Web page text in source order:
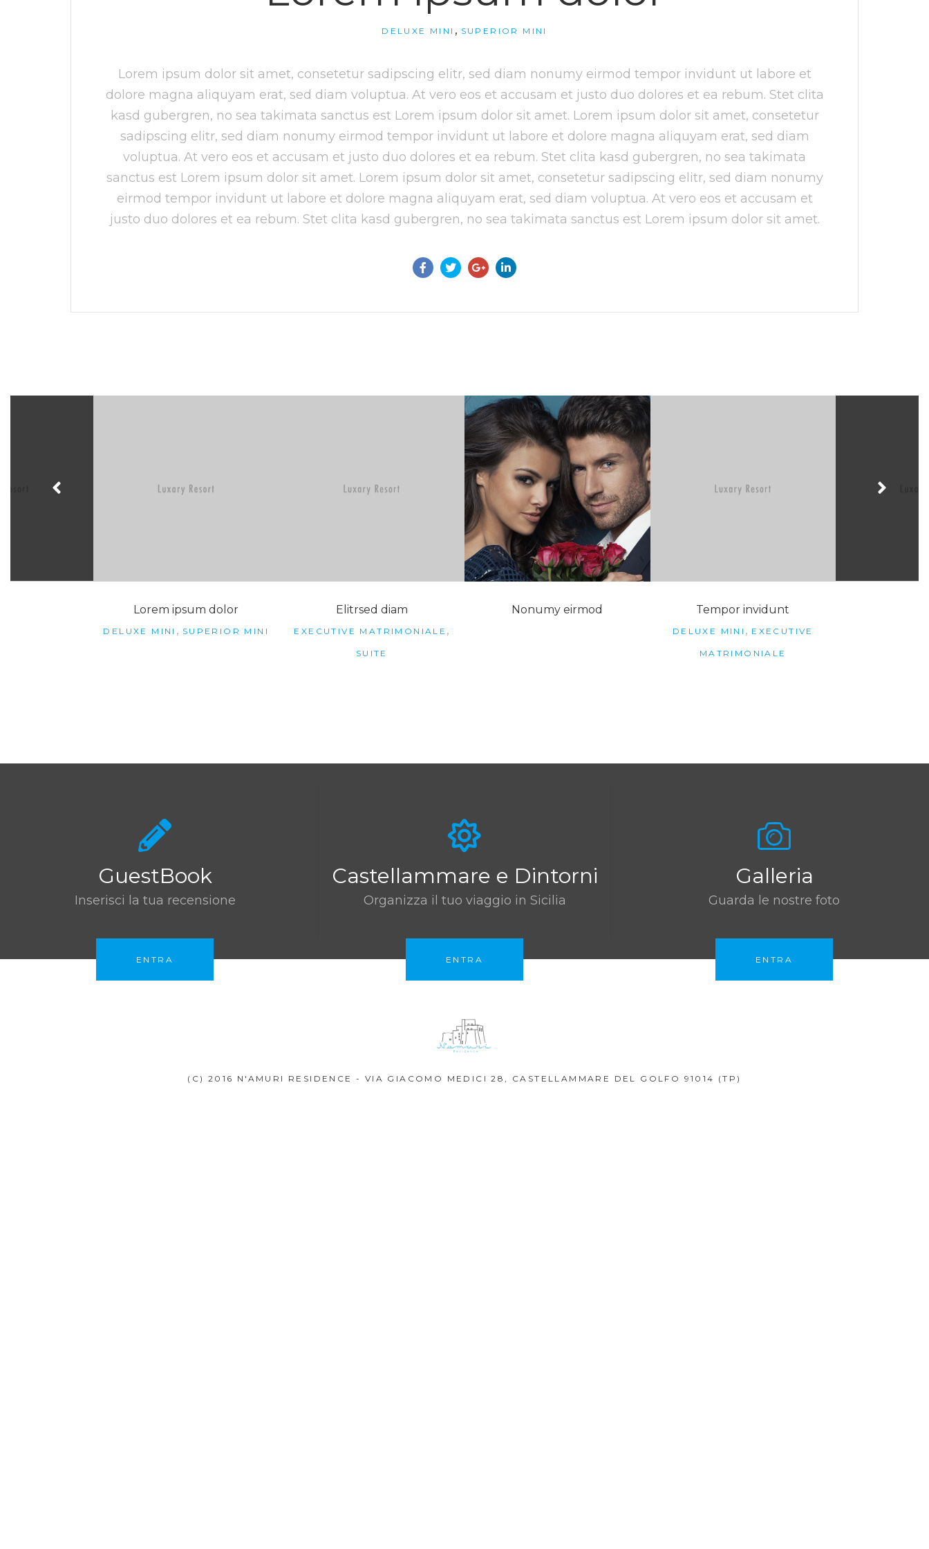
DELUXE MINI , SUPERIOR MINI
Lorem ipsum dolor sit amet, consetetur sadipscing elitr, sed diam nonumy eirmod tempor invidunt ut labore et
dolore magna aliquyam erat, sed diam voluptua. At vero eos et accusam et justo duo dolores et ea rebum. Stet clita
kasd gubergren, no sea takimata sanctus est Lorem ipsum dolor sit amet. Lorem ipsum dolor sit amet, consetetur
sadipscing elitr, sed diam nonumy eirmod tempor invidunt ut labore et dolore magna aliquyam erat, sed diam
voluptua. At vero eos et accusam et justo duo dolores et ea rebum. Stet clita kasd gubergren, no sea takimata
sanctus est Lorem ipsum dolor sit amet. Lorem ipsum dolor sit amet, consetetur sadipscing elitr, sed diam nonumy
eirmod tempor invidunt ut labore et dolore magna aliquyam erat, sed diam voluptua. At vero eos et accusam et
justo duo dolores et ea rebum. Stet clita kasd gubergren, no sea takimata sanctus est Lorem ipsum dolor sit amet.
Lorem ipsum dolor
DELUXE MINI , SUPERIOR MINI
Elitrsed diam
EXECUTIVE MATRIMONIALE ,
SUITE
Nonumy eirmod Tempor invidunt
DELUXE MINI , EXECUTIVE
MATRIMONIALE
GuestBook
Inserisci la tua recensione
ENTRA
Castellammare e Dintorni
Organizza il tuo viaggio in Sicilia
ENTRA
Galleria
Guarda le nostre foto
ENTRA
(C) 2016 N'AMURI RESIDENCE - VIA GIACOMO MEDICI 28, CASTELLAMMARE DEL GOLFO 91014 (TP)